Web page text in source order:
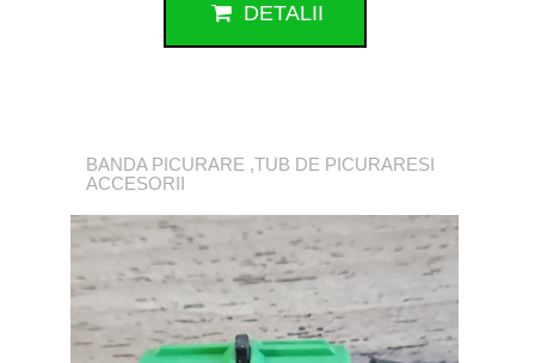
DETALII
BANDA PICURARE ,TUB DE PICURARESI
ACCESORII